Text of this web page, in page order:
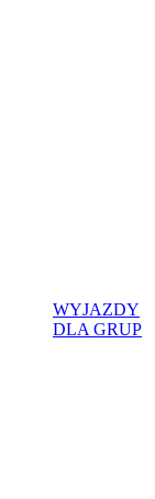
WYJAZDY
DLA GRUP